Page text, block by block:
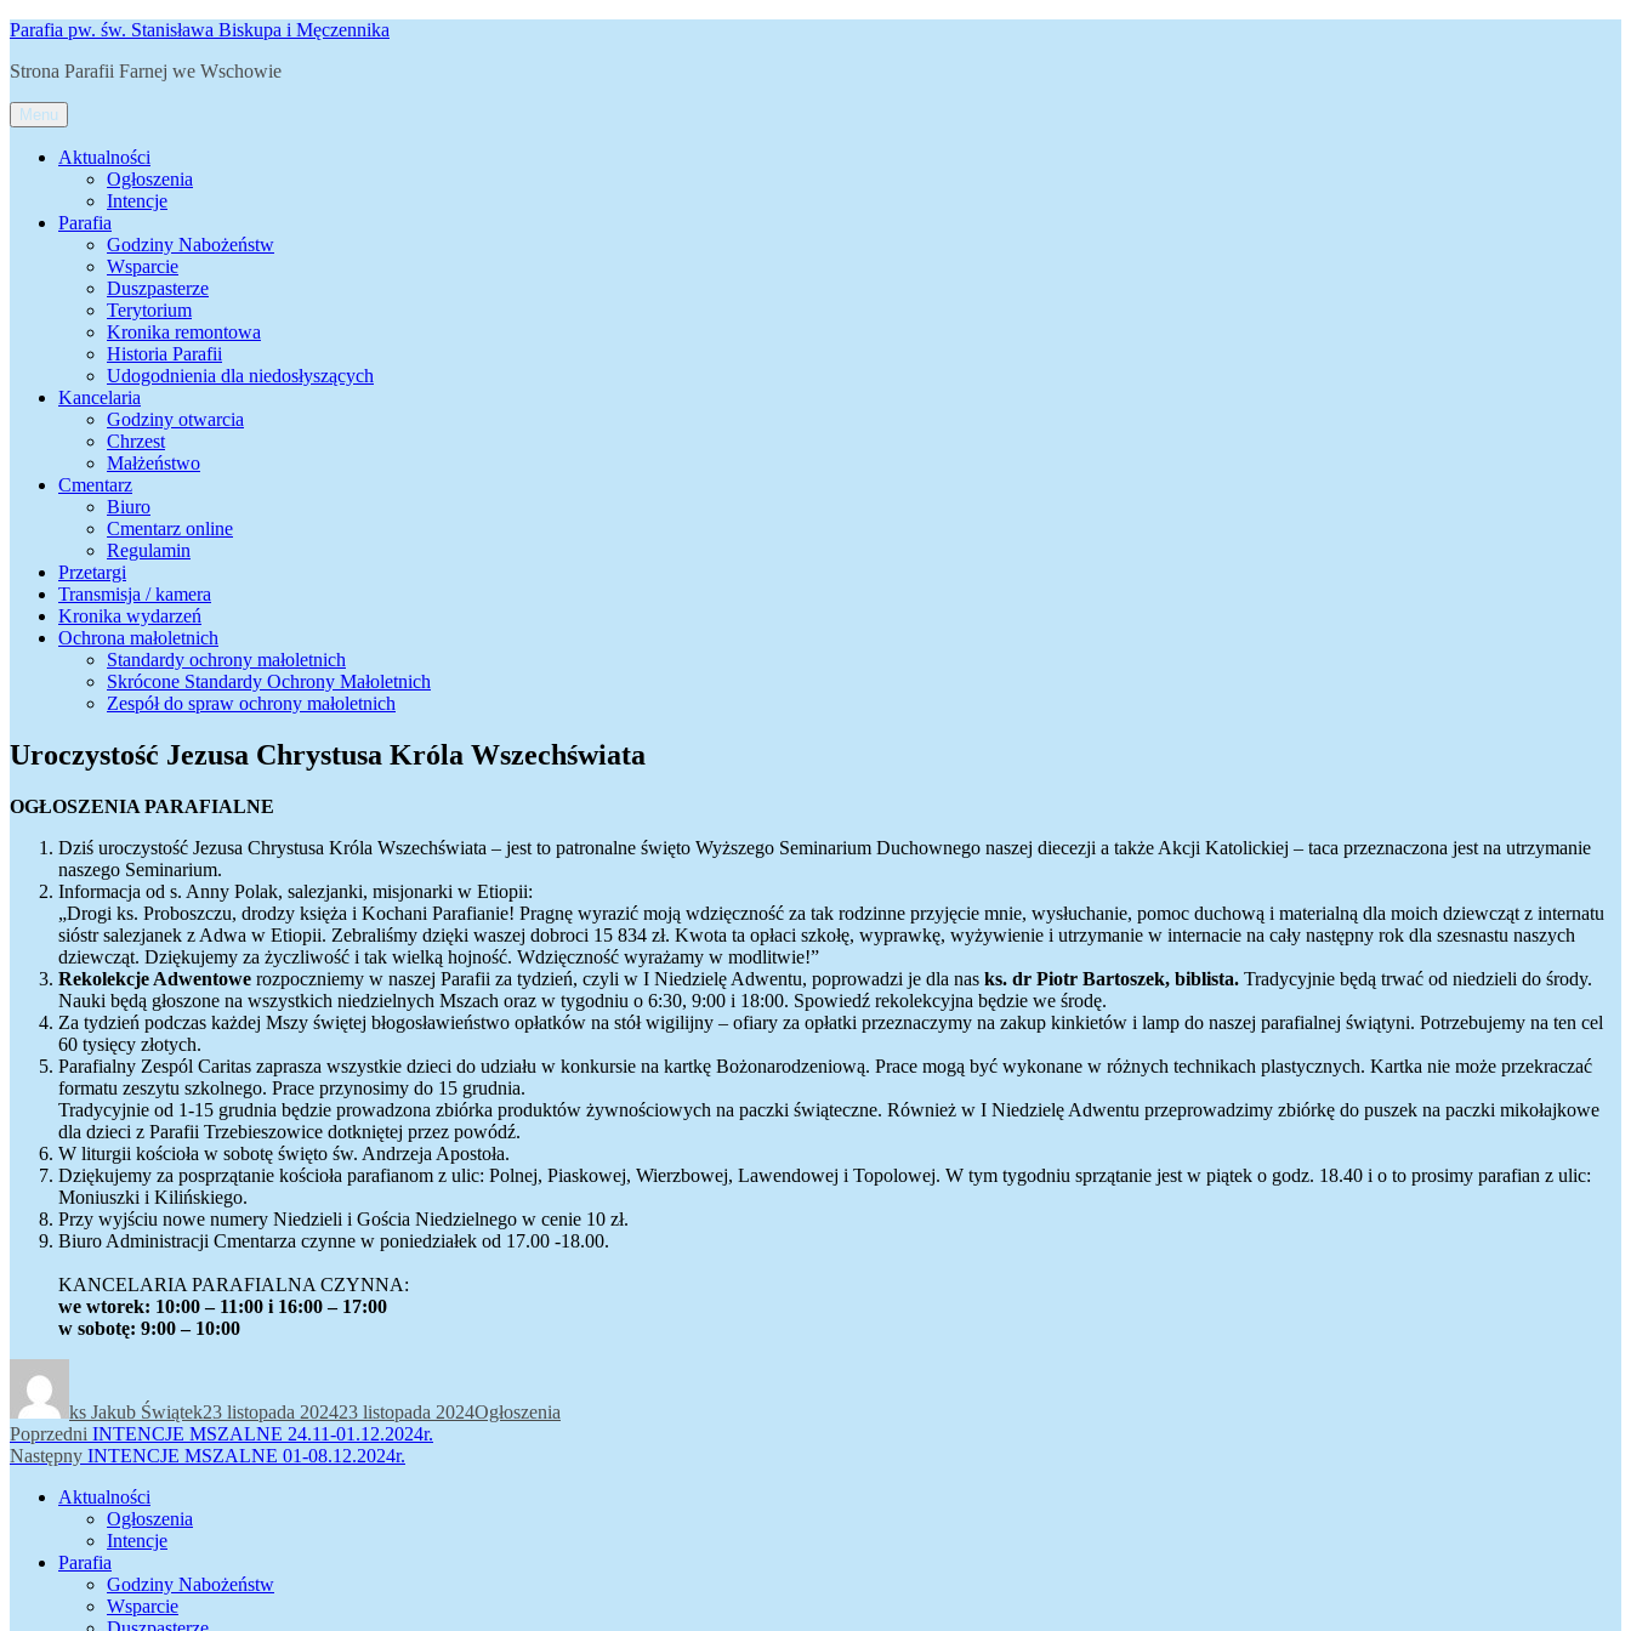
Przejdź
treści
Parafia pw. św. Stanisława Biskupa i Męczennika
Strona Parafii Farnej we Wschowie
Menu
Aktualności
Ogłoszenia
Intencje
Parafia
Godziny Nabożeństw
Wsparcie
Duszpasterze
Terytorium
Kronika remontowa
Historia Parafii
Udogodnienia dla niedosłyszących
Kancelaria
Godziny otwarcia
Chrzest
Małżeństwo
Cmentarz
Biuro
Cmentarz online
Regulamin
Przetargi
Transmisja / kamera
Kronika wydarzeń
Ochrona małoletnich
Standardy ochrony małoletnich
Skrócone Standardy Ochrony Małoletnich
Zespół do spraw ochrony małoletnich
Uroczystość Jezusa Chrystusa Króla Wszechświata
OGŁOSZENIA PARAFIALNE
Dziś uroczystość Jezusa Chrystusa Króla Wszechświata – jest to patronalne święto Wyższego Seminarium Duchownego naszej diecezji a także Akcji Katolickiej – taca przeznaczona jest na utrzymanie
naszego Seminarium.
Informacja od s. Anny Polak, salezjanki, misjonarki w Etiopii:
„Drogi ks. Proboszczu, drodzy księża i Kochani Parafianie! Pragnę wyrazić moją wdzięczność za tak rodzinne przyjęcie mnie, wysłuchanie, pomoc duchową i materialną dla moich dziewcząt z internatu
sióstr salezjanek z Adwa w Etiopii. Zebraliśmy dzięki waszej dobroci 15 834 zł. Kwota ta opłaci szkołę, wyprawkę, wyżywienie i utrzymanie w internacie na cały następny rok dla szesnastu naszych
dziewcząt. Dziękujemy za życzliwość i tak wielką hojność. Wdzięczność wyrażamy w modlitwie!”
Rekolekcje Adwentowe rozpoczniemy w naszej Parafii za tydzień, czyli w I Niedzielę Adwentu, poprowadzi je dla nas ks. dr Piotr Bartoszek, biblista. Tradycyjnie będą trwać od niedzieli do środy.
Nauki będą głoszone na wszystkich niedzielnych Mszach oraz w tygodniu o 6:30, 9:00 i 18:00. Spowiedź rekolekcyjna będzie we środę.
Za tydzień podczas każdej Mszy świętej błogosławieństwo opłatków na stół wigilijny – ofiary za opłatki przeznaczymy na zakup kinkietów i lamp do naszej parafialnej świątyni. Potrzebujemy na ten cel
60 tysięcy złotych.
Parafialny Zespól Caritas zaprasza wszystkie dzieci do udziału w konkursie na kartkę Bożonarodzeniową. Prace mogą być wykonane w różnych technikach plastycznych. Kartka nie może przekraczać
formatu zeszytu szkolnego. Prace przynosimy do 15 grudnia.
Tradycyjnie od 1-15 grudnia będzie prowadzona zbiórka produktów żywnościowych na paczki świąteczne. Również w I Niedzielę Adwentu przeprowadzimy zbiórkę do puszek na paczki mikołajkowe
dla dzieci z Parafii Trzebieszowice dotkniętej przez powódź.
W liturgii kościoła w sobotę święto św. Andrzeja Apostoła.
Dziękujemy za posprzątanie kościoła parafianom z ulic: Polnej, Piaskowej, Wierzbowej, Lawendowej i Topolowej. W tym tygodniu sprzątanie jest w piątek o godz. 18.40 i o to prosimy parafian z ulic:
Moniuszki i Kilińskiego.
Przy wyjściu nowe numery Niedzieli i Gościa Niedzielnego w cenie 10 zł.
Biuro Administracji Cmentarza czynne w poniedziałek od 17.00 -18.00.
KANCELARIA PARAFIALNA CZYNNA:
we wtorek: 10:00 – 11:00 i 16:00 – 17:00
w sobotę: 9:00 – 10:00
ks Jakub Świątek23 listopada 202423 listopada 2024Ogłoszenia
Nawigacja
wpisu
Poprzedni Poprzedni
wpis:
INTENCJE MSZALNE 24.11-01.12.2024r.
Następny Następny
INTENCJE MSZALNE 01-08.12.2024r.
Aktualności
Ogłoszenia
Intencje
Parafia
Godziny Nabożeństw
Wsparcie